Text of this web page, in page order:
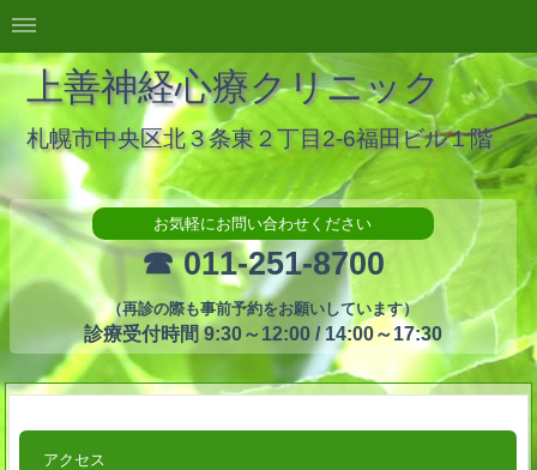
上善神経心療クリニック
札幌市中央区北３条東２丁目2-6福田ビル１階
お気軽にお問い合わせください
☎ 011-251-8700
（再診の際も事前予約をお願いしています）
診療受付時間 9:30～12:00 / 14:00～17:30
アクセス